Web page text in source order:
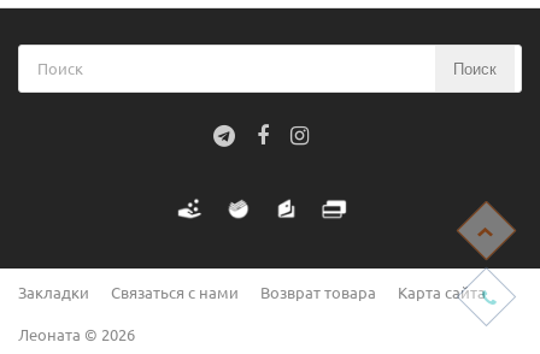
Поиск
Закладки Связаться с нами Возврат товара Карта сайта
Леоната © 2026